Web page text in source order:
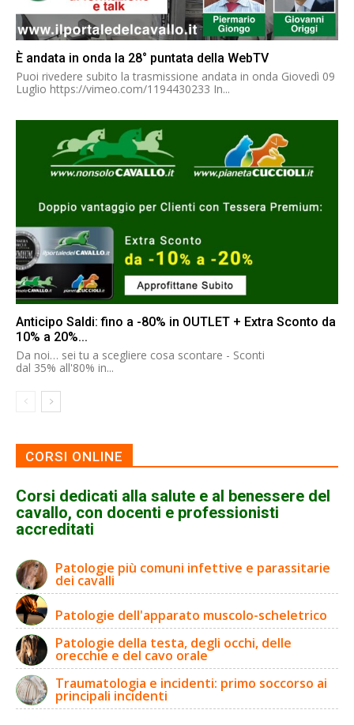
È andata in onda la 28° puntata della WebTV
Puoi rivedere subito la trasmissione andata in onda Giovedì 09
Luglio https://vimeo.com/1194430233 In...
Anticipo Saldi: fino a -80% in OUTLET + Extra Sconto da
10% a 20%...
Da noi… sei tu a scegliere cosa scontare - Sconti
dal 35% all'80% in...
CORSI ONLINE
Corsi dedicati alla salute e al benessere del
cavallo, con docenti e professionisti
accreditati
Patologie più comuni infettive e parassitarie
dei cavalli
Patologie dell'apparato muscolo-scheletrico
Patologie della testa, degli occhi, delle
orecchie e del cavo orale
Traumatologia e incidenti: primo soccorso ai
principali incidenti